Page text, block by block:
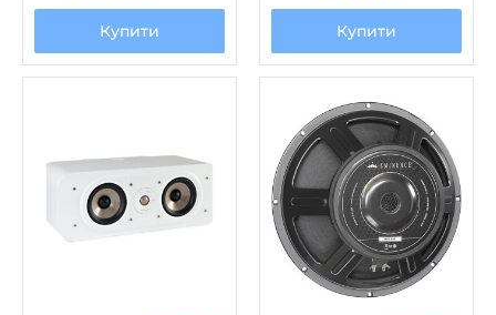
Купити Купити